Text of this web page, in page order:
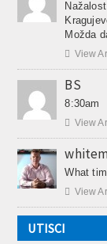
Možda
 View
BS
8:30am
 View
What
 View
UTISCI